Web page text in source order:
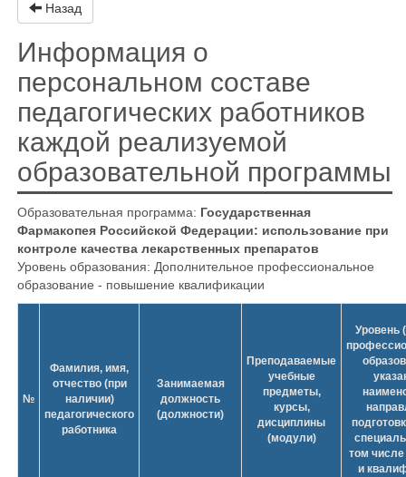
Назад
Информация о
персональном составе
педагогических работников
каждой реализуемой
образовательной программы
Образовательная программа: Государственная
Фармакопея Российской Федерации: использование при
контроле качества лекарственных препаратов
Уровень образования: Дополнительное профессиональное
образование - повышение квалификации
№
Фамилия, имя,
отчество (при
наличии)
педагогического
работника
Занимаемая
должность
(должности)
Преподаваемые
учебные
предметы,
курсы,
дисциплины
(модули)
Уровень
том числе
и